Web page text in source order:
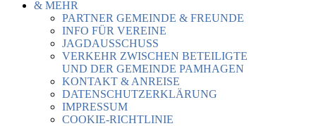
& MEHR
PARTNER GEMEINDE & FREUNDE
INFO FÜR VEREINE
JAGDAUSSCHUSS
VERKEHR ZWISCHEN BETEILIGTE
UND DER GEMEINDE PAMHAGEN
KONTAKT & ANREISE
DATENSCHUTZERKLÄRUNG
IMPRESSUM
COOKIE-RICHTLINIE